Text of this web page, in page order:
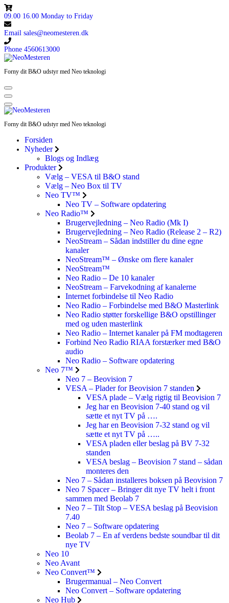
Skip
to
content
09.00 16.00 Monday to Friday
Email sales@neomesteren.dk
Phone 4560613000
Forny dit B&O udstyr med Neo teknologi
Forny dit B&O udstyr med Neo teknologi
Forsiden
Nyheder
Blogs og Indlæg
Produkter
Vælg – VESA til B&O stand
Vælg – Neo Box til TV
Neo TV™
Neo TV – Software opdatering
Neo Radio™
Brugervejledning – Neo Radio (Mk I)
Brugervejledning – Neo Radio (Release 2 – R2)
NeoStream – Sådan indstiller du dine egne
kanaler
NeoStream™ – Ønske om flere kanaler
NeoStream™
Neo Radio – De 10 kanaler
NeoStream – Farvekodning af kanalerne
Internet forbindelse til Neo Radio
Neo Radio – Forbindelse med B&O Masterlink
Neo Radio støtter forskellige B&O opstillinger
med og uden masterlink
Neo Radio – Internet kanaler på FM modtageren
Forbind Neo Radio RIAA forstærker med B&O
audio
Neo Radio – Software opdatering
Neo 7™
Neo 7 – Beovision 7
VESA – Plader for Beovision 7 standen
VESA plade – Vælg rigtig til Beovision 7
Jeg har en Beovision 7-40 stand og vil
sætte et nyt TV på ….
Jeg har en Beovision 7-32 stand og vil
sætte et nyt TV på …..
VESA pladen eller beslag på BV 7-32
standen
VESA beslag – Beovision 7 stand – sådan
monteres den
Neo 7 – Sådan installeres boksen på Beovision 7
Neo 7 Spacer – Bringer dit nye TV helt i front
sammen med Beolab 7
Neo 7 – Tilt Stop – VESA beslag på Beovision
7.40
Neo 7 – Software opdatering
Beolab 7 – En af verdens bedste soundbar til dit
nye TV
Neo 10
Neo Avant
Neo Convert™
Brugermanual – Neo Convert
Neo Convert – Software opdatering
Neo Hub